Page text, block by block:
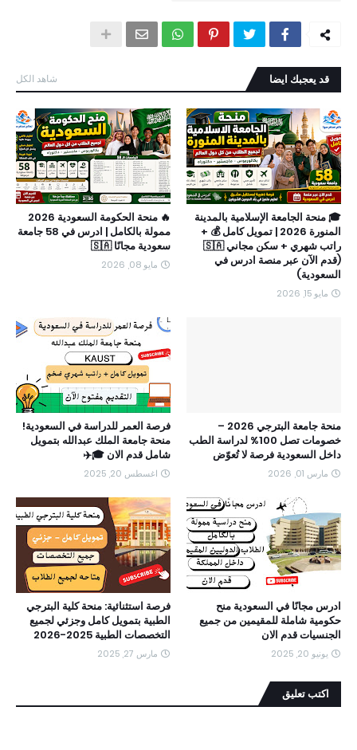
قد يعجبك ايضا شاهد الكل
🎓 منحة الجامعة الإسلامية بالمدينة
المنورة 2026 | تمويل كامل 💰 +
راتب شهري + سكن مجاني 🇸🇦
(قدم الآن عبر منصة ادرس في
السعودية)
مايو 15, 2026
🔥 منحة الحكومة السعودية 2026
ممولة بالكامل | ادرس في 58 جامعة
سعودية مجانًا 🇸🇦
مايو 08, 2026
منحة جامعة البترجي 2026 –
خصومات تصل 100% لدراسة الطب
داخل السعودية فرصة لا تُعوّض
مارس 01, 2026
فرصة العمر للدراسة في السعودية!
منحة جامعة الملك عبدالله بتمويل
شامل قدم الان 🎓✈️
اغسطس 20, 2025
ادرس مجانًا في السعودية منح
حكومية شاملة للمقيمين من جميع
الجنسيات قدم الان
يونيو 20, 2025
فرصة استثنائية: منحة كلية البترجي
الطبية بتمويل كامل وجزئي لجميع
التخصصات الطبية 2025-2026
مارس 27, 2025
اكتب تعليق